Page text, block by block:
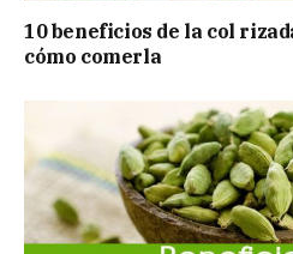
10 beneficios de la col
cómo comerla